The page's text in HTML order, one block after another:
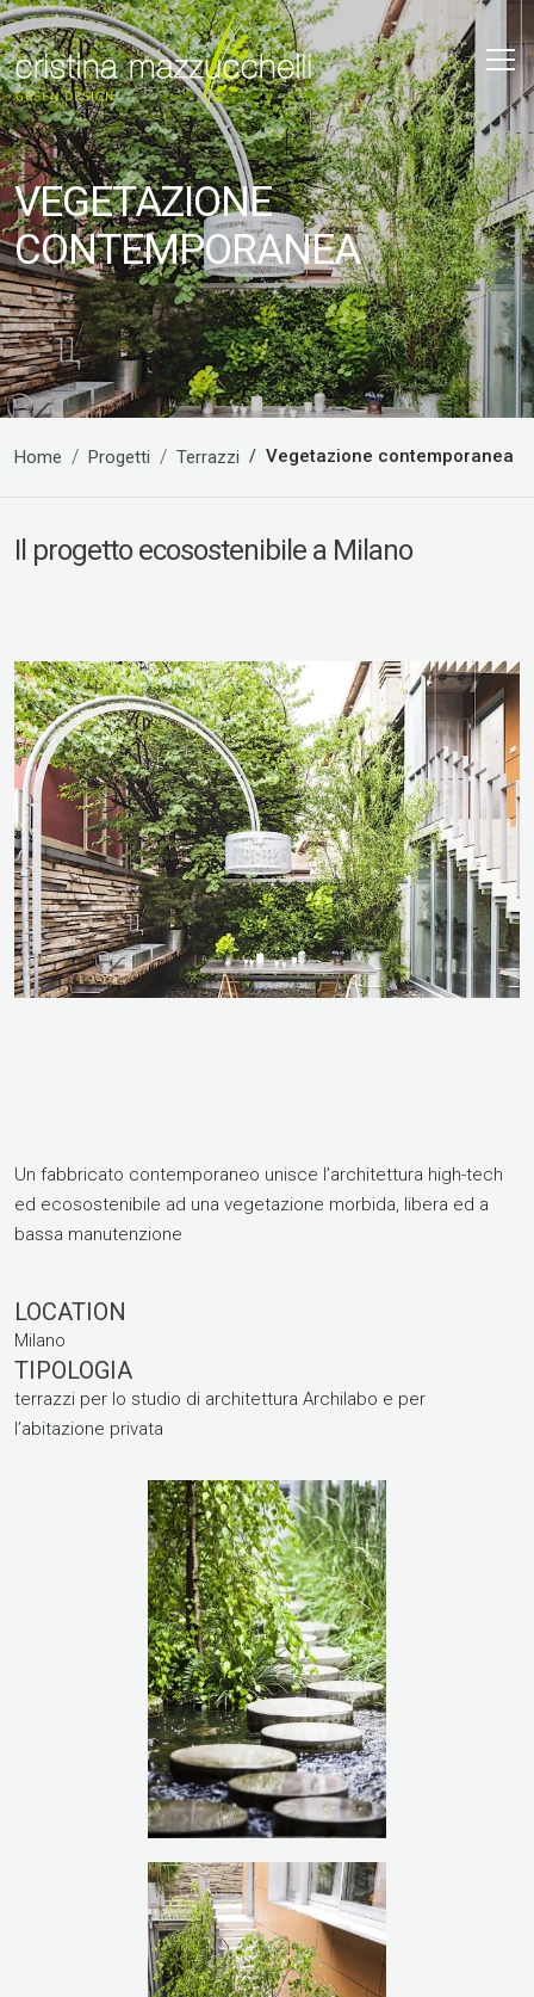
VEGETAZIONE
CONTEMPORANEA
Home Progetti Terrazzi Vegetazione contemporanea
Il progetto ecosostenibile a Milano
​Un fabbricato contemporaneo unisce l’architettura high-tech
ed ecosostenibile ad una vegetazione morbida, libera ed a
bassa manutenzione
LOCATION
Milano
TIPOLOGIA
terrazzi per lo studio di architettura Archilabo e per
l’abitazione privata